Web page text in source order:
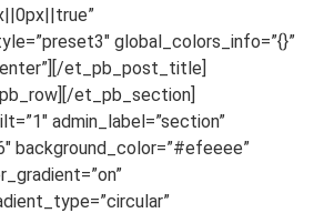
global_colors_info=”{}”
et_pb_post_title]
et_pb_section]
admin_label=”section”
background_color=”#efeeee”